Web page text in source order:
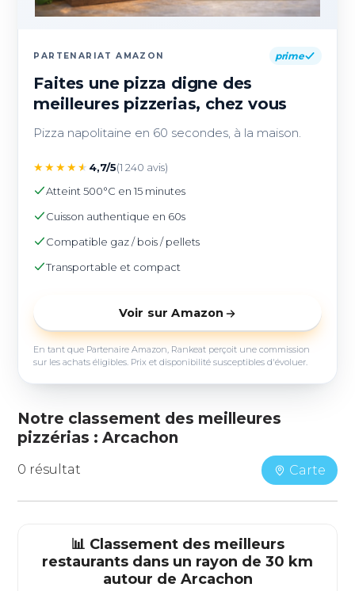
PARTENARIAT AMAZON prime
Faites une pizza digne des
meilleures pizzerias, chez vous
Pizza napolitaine en 60 secondes, à la maison.
★★★★★ 4,7/5(1 240 avis)
Atteint 500°C en 15 minutes
Cuisson authentique en 60s
Compatible gaz / bois / pellets
Transportable et compact
Voir sur Amazon
En tant que Partenaire Amazon, Rankeat perçoit une commission
sur les achats éligibles. Prix et disponibilité susceptibles d'évoluer.
Notre classement des meilleures
pizzérias : Arcachon
0 résultat Carte
📊 Classement des meilleurs
restaurants dans un rayon de 30 km
autour de Arcachon